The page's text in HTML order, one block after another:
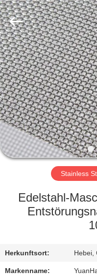
HAUS
PRODUKTE
VR
SHOW
ÜBER
FABRIK-
mesh
products
Co.,
Ltd.
All
Rights
Reserved.
Stainless
Edelstahl-
Herkunftsort: Hebei,
Markenname: